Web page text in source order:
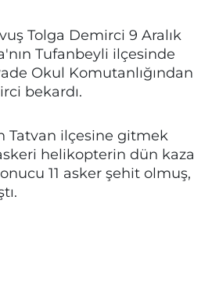
Tolga Demirci 9 Aralık
Tufanbeyli ilçesinde
Okul Komutanlığından
bekardı.
Tatvan ilçesine gitmek
helikopterin dün kaza
11 asker şehit olmuş,